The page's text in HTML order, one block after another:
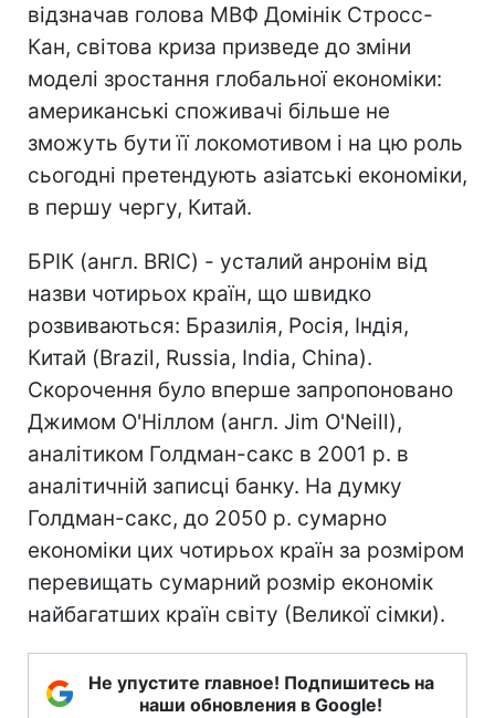
відзначав голова МВФ Домінік Стросс-
Кан, світова криза призведе до зміни
моделі зростання глобальної економіки:
американські споживачі більше не
зможуть бути її локомотивом і на цю роль
сьогодні претендують азіатські економіки,
в першу чергу, Китай.
БРІК (англ. BRIC) - усталий анронім від
назви чотирьох країн, що швидко
розвиваються: Бразилія, Росія, Індія,
Китай (Brazil, Russia, India, China).
Скорочення було вперше запропоновано
Джимом О'Ніллом (англ. Jim O'Neill),
аналітиком Голдман-сакс в 2001 р. в
аналітичній записці банку. На думку
Голдман-сакс, до 2050 р. сумарно
економіки цих чотирьох країн за розміром
перевищать сумарний розмір економік
найбагатших країн світу (Великої сімки).
Не упустите главное! Подпишитесь на
наши обновления в Google!